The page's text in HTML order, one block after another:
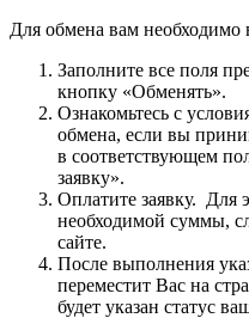
Для обмена вам необходимо
Заполните все поля
кнопку «Обменять».
Ознакомьтесь с
обмена, если вы
в соответствующем
заявку».
Оплатите заявку. Для
необходимой суммы,
сайте.
После выполнения
переместит Вас на
будет указан статус